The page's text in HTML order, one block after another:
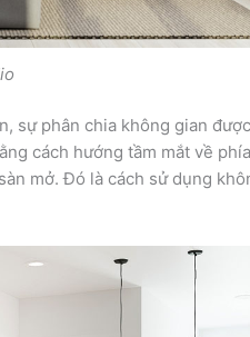
sự phân chia không gian
cách hướng tầm mắt về
mở. Đó là cách sử dụng